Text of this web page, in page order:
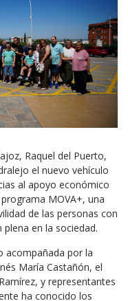
Raquel del Puerto,
el nuevo vehículo
al apoyo económico
MOVA+, una
de las personas con
en la sociedad.
acompañada por la
María Castañón, el
y representantes
ha conocido los